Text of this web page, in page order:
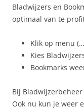
Bladwijzers en
optimaal van te
Klik op menu
Kies
Bookmarks
Bij
Ook nu kun je weer